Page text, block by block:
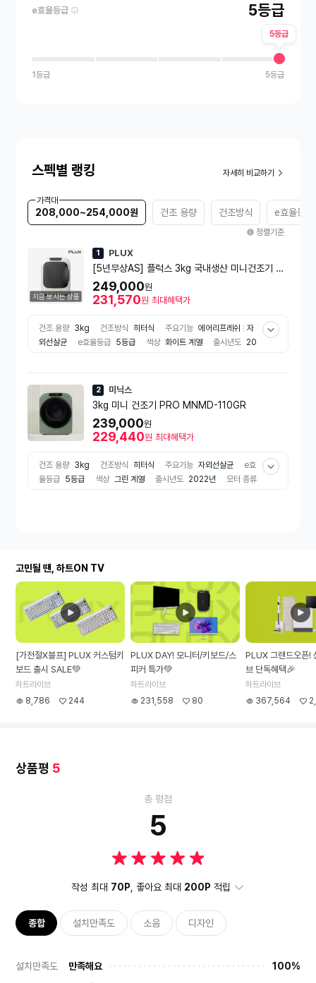
e효율등급 5등급
5등급
1등급 5등급
스펙별 랭킹 자세히 비교하기
가격대
208,000~254,000원 건조 용량 건조방식 e효율등급
정렬기준
지금 보시는 상품
1 PLUX
[5년무상AS] 플럭스 3kg 국내생산 미니건조기 PL
X-DRY03PTCBG
249,000원
231,570원 최대혜택가
건조 용량 3kg 건조방식 히터식 주요기능 에어리프레쉬
자
외선살균
e효율등급 5등급 색상 화이트 계열 출시년도 20
2 미닉스
3kg 미니 건조기 PRO MNMD-110GR
239,000원
229,440원 최대혜택가
건조 용량 3kg 건조방식 히터식 주요기능 자외선살균
e효
율등급 5등급 색상 그린 계열 출시년도 2022년
모터 종류
고민될 땐, 하트ON TV
[가전절X블프] PLUX 커스텀키
보드 출시 SALE💚
하트라이브
8,786
244
PLUX DAY! 모니터/키보드/스
피커 특가💚
하트라이브
231,558
80
PLUX 그랜드오픈!
브 단독혜택🎉
하트라이브
367,564
상품평 5
총 평점
5
작성 최대 70P, 좋아요 최대 200P 적립
종합 설치만족도 소음 디자인
설치만족도 만족해요
100%